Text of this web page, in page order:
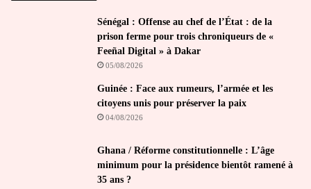
Sénégal : Offense au chef de l’État : de la
prison ferme pour trois chroniqueurs de «
Feeñal Digital » à Dakar
05/08/2026
Guinée : Face aux rumeurs, l’armée et les
citoyens unis pour préserver la paix
04/08/2026
Ghana / Réforme constitutionnelle : L’âge
minimum pour la présidence bientôt ramené à
35 ans ?